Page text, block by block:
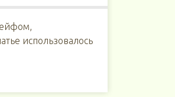
использовалось